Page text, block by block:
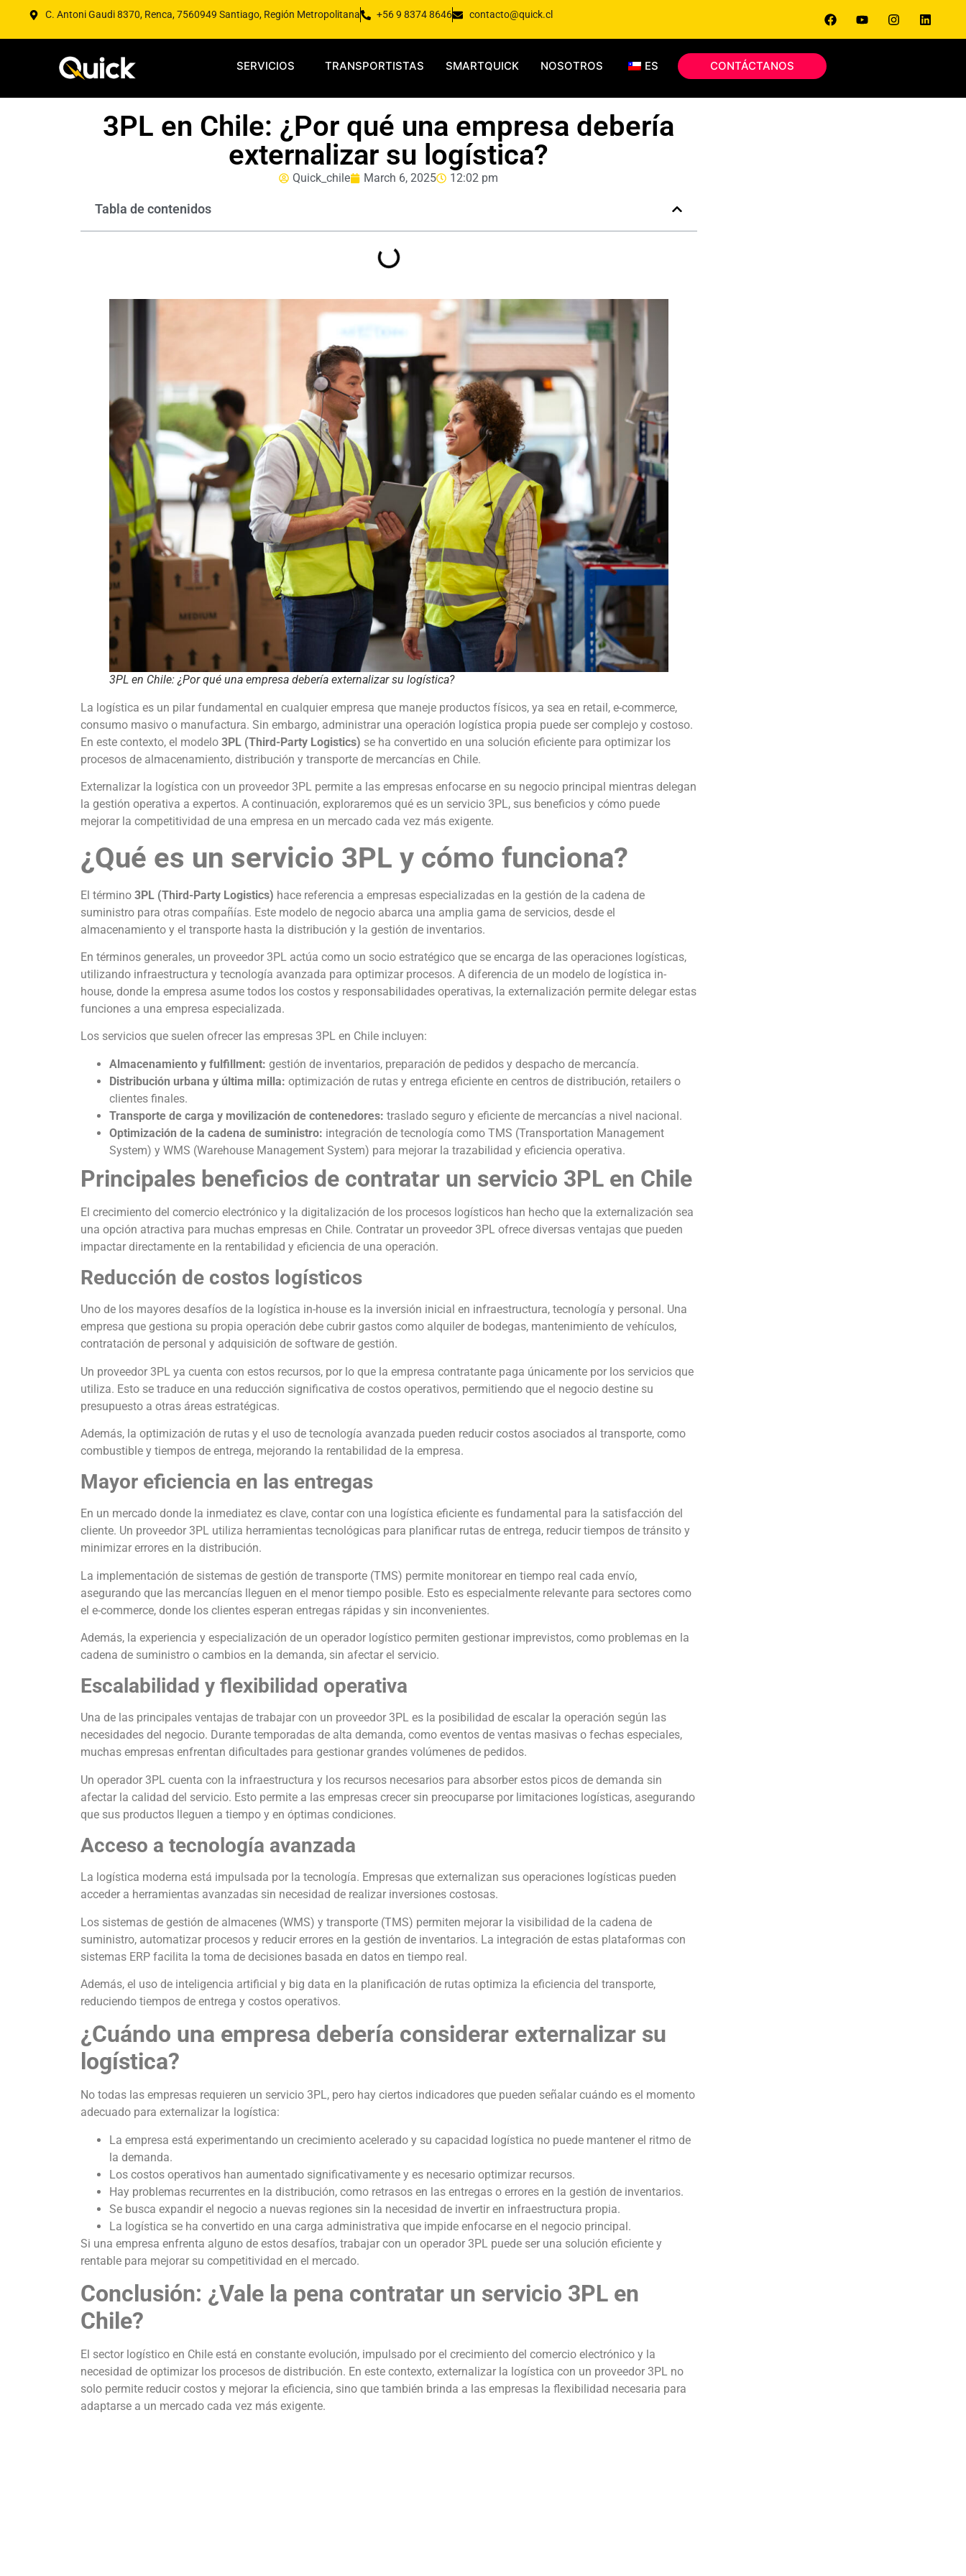
C. Antoni Gaudi 8370, Renca, 7560949 Santiago, Región Metropolitana +56 9 8374 8646 contacto@quick.cl
SERVICIOS TRANSPORTISTAS SMARTQUICK NOSOTROS ES CONTÁCTANOS
3PL en Chile: ¿Por qué una empresa debería
externalizar su logística?
Quick_chile March 6, 2025 12:02 pm
Tabla de contenidos
3PL en Chile: ¿Por qué una empresa debería externalizar su logística?
La logística es un pilar fundamental en cualquier empresa que maneje productos físicos, ya sea en retail, e-commerce,
consumo masivo o manufactura. Sin embargo, administrar una operación logística propia puede ser complejo y costoso.
En este contexto, el modelo 3PL (Third-Party Logistics) se ha convertido en una solución eficiente para optimizar los
procesos de almacenamiento, distribución y transporte de mercancías en Chile.
Externalizar la logística con un proveedor 3PL permite a las empresas enfocarse en su negocio principal mientras delegan
la gestión operativa a expertos. A continuación, exploraremos qué es un servicio 3PL, sus beneficios y cómo puede
mejorar la competitividad de una empresa en un mercado cada vez más exigente.
¿Qué es un servicio 3PL y cómo funciona?
El término 3PL (Third-Party Logistics) hace referencia a empresas especializadas en la gestión de la cadena de
suministro para otras compañías. Este modelo de negocio abarca una amplia gama de servicios, desde el
almacenamiento y el transporte hasta la distribución y la gestión de inventarios.
En términos generales, un proveedor 3PL actúa como un socio estratégico que se encarga de las operaciones logísticas,
utilizando infraestructura y tecnología avanzada para optimizar procesos. A diferencia de un modelo de logística in-
house, donde la empresa asume todos los costos y responsabilidades operativas, la externalización permite delegar estas
funciones a una empresa especializada.
Los servicios que suelen ofrecer las empresas 3PL en Chile incluyen:
Almacenamiento y fulfillment: gestión de inventarios, preparación de pedidos y despacho de mercancía.
Distribución urbana y última milla: optimización de rutas y entrega eficiente en centros de distribución, retailers o
clientes finales.
Transporte de carga y movilización de contenedores: traslado seguro y eficiente de mercancías a nivel nacional.
Optimización de la cadena de suministro: integración de tecnología como TMS (Transportation Management
System) y WMS (Warehouse Management System) para mejorar la trazabilidad y eficiencia operativa.
Principales beneficios de contratar un servicio 3PL en Chile
El crecimiento del comercio electrónico y la digitalización de los procesos logísticos han hecho que la externalización sea
una opción atractiva para muchas empresas en Chile. Contratar un proveedor 3PL ofrece diversas ventajas que pueden
impactar directamente en la rentabilidad y eficiencia de una operación.
Reducción de costos logísticos
Uno de los mayores desafíos de la logística in-house es la inversión inicial en infraestructura, tecnología y personal. Una
empresa que gestiona su propia operación debe cubrir gastos como alquiler de bodegas, mantenimiento de vehículos,
contratación de personal y adquisición de software de gestión.
Un proveedor 3PL ya cuenta con estos recursos, por lo que la empresa contratante paga únicamente por los servicios que
utiliza. Esto se traduce en una reducción significativa de costos operativos, permitiendo que el negocio destine su
presupuesto a otras áreas estratégicas.
Además, la optimización de rutas y el uso de tecnología avanzada pueden reducir costos asociados al transporte, como
combustible y tiempos de entrega, mejorando la rentabilidad de la empresa.
Mayor eficiencia en las entregas
En un mercado donde la inmediatez es clave, contar con una logística eficiente es fundamental para la satisfacción del
cliente. Un proveedor 3PL utiliza herramientas tecnológicas para planificar rutas de entrega, reducir tiempos de tránsito y
minimizar errores en la distribución.
La implementación de sistemas de gestión de transporte (TMS) permite monitorear en tiempo real cada envío,
asegurando que las mercancías lleguen en el menor tiempo posible. Esto es especialmente relevante para sectores como
el e-commerce, donde los clientes esperan entregas rápidas y sin inconvenientes.
Además, la experiencia y especialización de un operador logístico permiten gestionar imprevistos, como problemas en la
cadena de suministro o cambios en la demanda, sin afectar el servicio.
Escalabilidad y flexibilidad operativa
Una de las principales ventajas de trabajar con un proveedor 3PL es la posibilidad de escalar la operación según las
necesidades del negocio. Durante temporadas de alta demanda, como eventos de ventas masivas o fechas especiales,
muchas empresas enfrentan dificultades para gestionar grandes volúmenes de pedidos.
Un operador 3PL cuenta con la infraestructura y los recursos necesarios para absorber estos picos de demanda sin
afectar la calidad del servicio. Esto permite a las empresas crecer sin preocuparse por limitaciones logísticas, asegurando
que sus productos lleguen a tiempo y en óptimas condiciones.
Acceso a tecnología avanzada
La logística moderna está impulsada por la tecnología. Empresas que externalizan sus operaciones logísticas pueden
acceder a herramientas avanzadas sin necesidad de realizar inversiones costosas.
Los sistemas de gestión de almacenes (WMS) y transporte (TMS) permiten mejorar la visibilidad de la cadena de
suministro, automatizar procesos y reducir errores en la gestión de inventarios. La integración de estas plataformas con
sistemas ERP facilita la toma de decisiones basada en datos en tiempo real.
Además, el uso de inteligencia artificial y big data en la planificación de rutas optimiza la eficiencia del transporte,
reduciendo tiempos de entrega y costos operativos.
¿Cuándo una empresa debería considerar externalizar su
logística?
No todas las empresas requieren un servicio 3PL, pero hay ciertos indicadores que pueden señalar cuándo es el momento
adecuado para externalizar la logística:
La empresa está experimentando un crecimiento acelerado y su capacidad logística no puede mantener el ritmo de
la demanda.
Los costos operativos han aumentado significativamente y es necesario optimizar recursos.
Hay problemas recurrentes en la distribución, como retrasos en las entregas o errores en la gestión de inventarios.
Se busca expandir el negocio a nuevas regiones sin la necesidad de invertir en infraestructura propia.
La logística se ha convertido en una carga administrativa que impide enfocarse en el negocio principal.
Si una empresa enfrenta alguno de estos desafíos, trabajar con un operador 3PL puede ser una solución eficiente y
rentable para mejorar su competitividad en el mercado.
Conclusión: ¿Vale la pena contratar un servicio 3PL en
Chile?
El sector logístico en Chile está en constante evolución, impulsado por el crecimiento del comercio electrónico y la
necesidad de optimizar los procesos de distribución. En este contexto, externalizar la logística con un proveedor 3PL no
solo permite reducir costos y mejorar la eficiencia, sino que también brinda a las empresas la flexibilidad necesaria para
adaptarse a un mercado cada vez más exigente.